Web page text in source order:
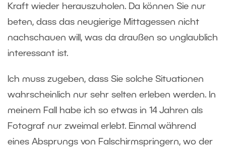
Kraft wieder herauszuholen. Da können Sie nur
beten, dass das neugierige Mittagessen nicht
nachschauen will, was da draußen so unglaublich
interessant ist.
Ich muss zugeben, dass Sie solche Situationen
wahrscheinlich nur sehr selten erleben werden. In
meinem Fall habe ich so etwas in 14 Jahren als
Fotograf nur zweimal erlebt. Einmal während
eines Absprungs von Falschirmspringern, wo der